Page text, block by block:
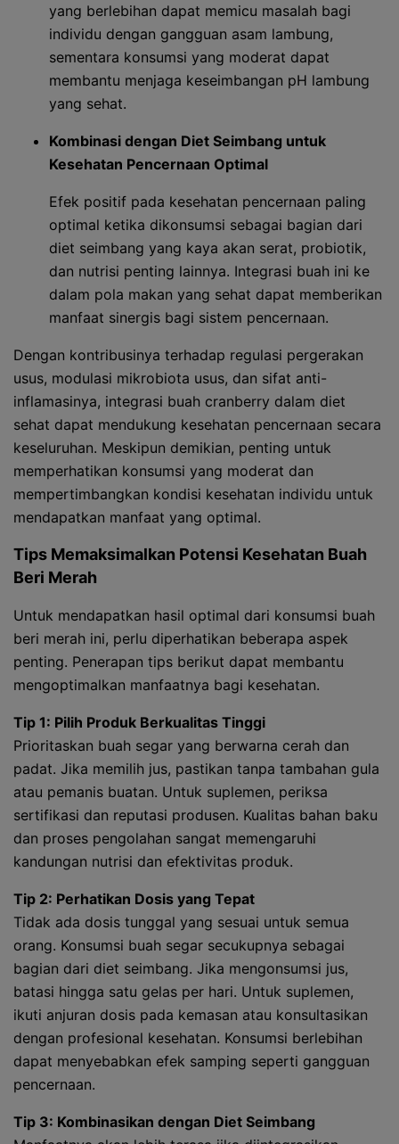
yang berlebihan dapat memicu masalah bagi
individu dengan gangguan asam lambung,
sementara konsumsi yang moderat dapat
membantu menjaga keseimbangan pH lambung
yang sehat.
Kombinasi dengan Diet Seimbang untuk
Kesehatan Pencernaan Optimal
Efek positif pada kesehatan pencernaan paling
optimal ketika dikonsumsi sebagai bagian dari
diet seimbang yang kaya akan serat, probiotik,
dan nutrisi penting lainnya. Integrasi buah ini ke
dalam pola makan yang sehat dapat memberikan
manfaat sinergis bagi sistem pencernaan.
Dengan kontribusinya terhadap regulasi pergerakan
usus, modulasi mikrobiota usus, dan sifat anti-
inflamasinya, integrasi buah cranberry dalam diet
sehat dapat mendukung kesehatan pencernaan secara
keseluruhan. Meskipun demikian, penting untuk
memperhatikan konsumsi yang moderat dan
mempertimbangkan kondisi kesehatan individu untuk
mendapatkan manfaat yang optimal.
Tips Memaksimalkan Potensi Kesehatan Buah
Beri Merah
Untuk mendapatkan hasil optimal dari konsumsi buah
beri merah ini, perlu diperhatikan beberapa aspek
penting. Penerapan tips berikut dapat membantu
mengoptimalkan manfaatnya bagi kesehatan.
Tip 1: Pilih Produk Berkualitas Tinggi
Prioritaskan buah segar yang berwarna cerah dan
padat. Jika memilih jus, pastikan tanpa tambahan gula
atau pemanis buatan. Untuk suplemen, periksa
sertifikasi dan reputasi produsen. Kualitas bahan baku
dan proses pengolahan sangat memengaruhi
kandungan nutrisi dan efektivitas produk.
Tip 2: Perhatikan Dosis yang Tepat
Tidak ada dosis tunggal yang sesuai untuk semua
orang. Konsumsi buah segar secukupnya sebagai
bagian dari diet seimbang. Jika mengonsumsi jus,
batasi hingga satu gelas per hari. Untuk suplemen,
ikuti anjuran dosis pada kemasan atau konsultasikan
dengan profesional kesehatan. Konsumsi berlebihan
dapat menyebabkan efek samping seperti gangguan
pencernaan.
Tip 3: Kombinasikan dengan Diet Seimbang